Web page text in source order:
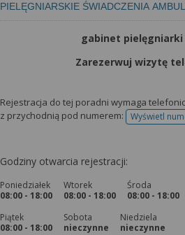
PIELĘGNIARSKIE ŚWIADCZENIA
gabinet pielęgniarki
Zarezerwuj wizytę
Rejestracja do tej poradni wymaga
z przychodnią pod numerem:
Wyświetl
Godziny otwarcia rejestracji:
Poniedziałek
08:00 - 18:00
Wtorek
08:00 - 18:00
Środa
08:00 - 18:00
Piątek
08:00 - 18:00
Sobota
nieczynne
Niedziela
nieczynne